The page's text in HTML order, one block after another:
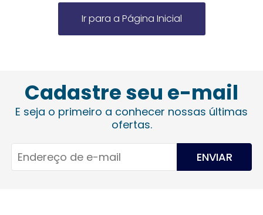
Ir para a Página Inicial
Cadastre seu e-mail
E seja o primeiro a conhecer nossas últimas
ofertas.
ENVIAR